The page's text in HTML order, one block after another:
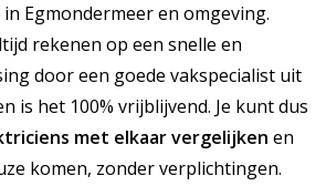
Egmondermeer en omgeving.
rekenen op een snelle en
door een goede vakspecialist uit
is het 100% vrijblijvend. Je kunt dus
met elkaar vergelijken en
komen, zonder verplichtingen.